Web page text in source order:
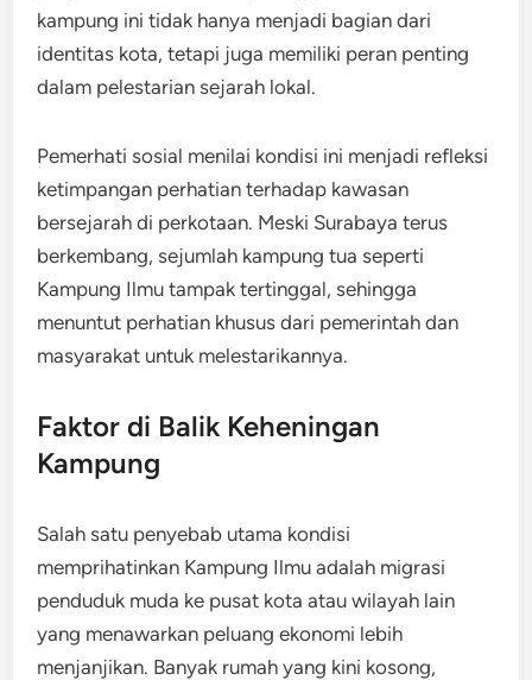
kampung ini tidak hanya menjadi bagian dari
identitas kota, tetapi juga memiliki peran penting
dalam pelestarian sejarah lokal.
Pemerhati sosial menilai kondisi ini menjadi refleksi
ketimpangan perhatian terhadap kawasan
bersejarah di perkotaan. Meski Surabaya terus
berkembang, sejumlah kampung tua seperti
Kampung Ilmu tampak tertinggal, sehingga
menuntut perhatian khusus dari pemerintah dan
masyarakat untuk melestarikannya.
Faktor di Balik Keheningan
Kampung
Salah satu penyebab utama kondisi
memprihatinkan Kampung Ilmu adalah migrasi
penduduk muda ke pusat kota atau wilayah lain
yang menawarkan peluang ekonomi lebih
menjanjikan. Banyak rumah yang kini kosong,